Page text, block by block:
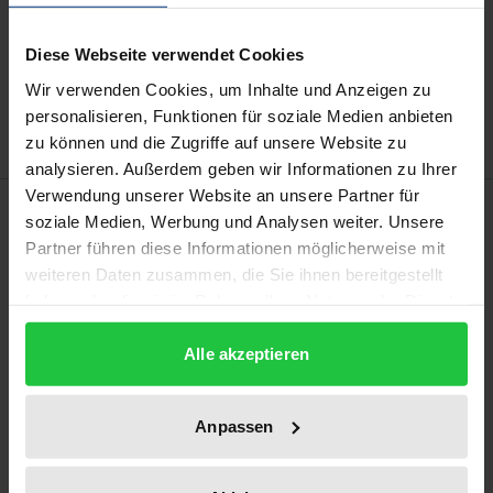
Diese Webseite verwendet Cookies
Wir verwenden Cookies, um Inhalte und Anzeigen zu
personalisieren, Funktionen für soziale Medien anbieten
zu können und die Zugriffe auf unsere Website zu
analysieren. Außerdem geben wir Informationen zu Ihrer
Verwendung unserer Website an unsere Partner für
soziale Medien, Werbung und Analysen weiter. Unsere
Partner führen diese Informationen möglicherweise mit
weiteren Daten zusammen, die Sie ihnen bereitgestellt
gesammelt haben.
Alle akzeptieren
Anpassen
Zur Wunschliste hinzufügen
Hinweise zu Versandkosten
Beschreibung
Die Aufrechterhaltung der Arbeitsabläufe stellt das
Arbeitgeber unter anderem des Einsatzes von
Leiharbeitnehmern als Streikbrecher. Diese
Möglichkeit entzog der Gesetzgeber Arbeitgebern
durch die Novellierung des § 11 Abs. 5 AÜG. Mit Blick